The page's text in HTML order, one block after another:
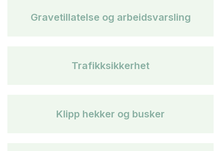
Gravetillatelse og arbeidsvarsling
Trafikksikkerhet
Klipp hekker og busker